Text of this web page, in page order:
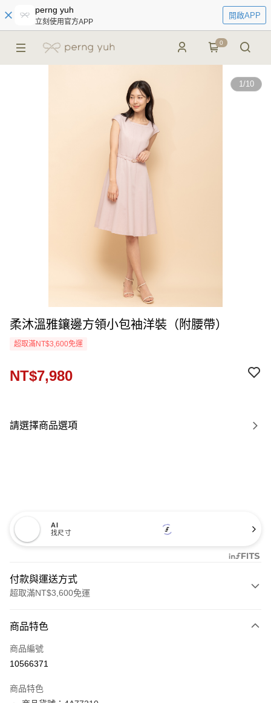
perng yuh
立刻使用官方APP
開啟APP
0
1/10
柔沐溫雅鑲邊方領小包袖洋裝（附腰帶）
超取滿NT$3,600免運
NT$7,980
請選擇商品選項
AI
找尺寸
付款與運送方式
超取滿NT$3,600免運
信用卡一次付款
信用卡分期付款
合作金庫商業銀行
超商取貨付款
商品特色
商品編號
10566371
商品特色